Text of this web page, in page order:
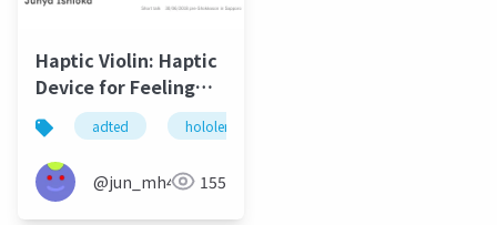
Haptic Violin: Haptic
Device for Feeling
Feelings of Musical
Instruments
adted hololens
@jun_mh4g 155